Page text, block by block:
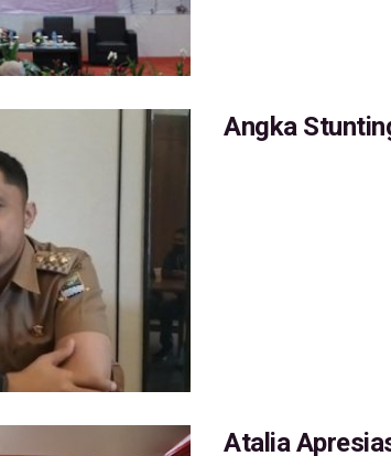
Angka
Atalia